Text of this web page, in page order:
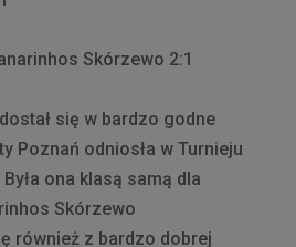
Skórzewo 2:1
się w bardzo godne
Poznań odniosła w Turnieju
ona klasą samą dla
Skórzewo
również z bardzo dobrej